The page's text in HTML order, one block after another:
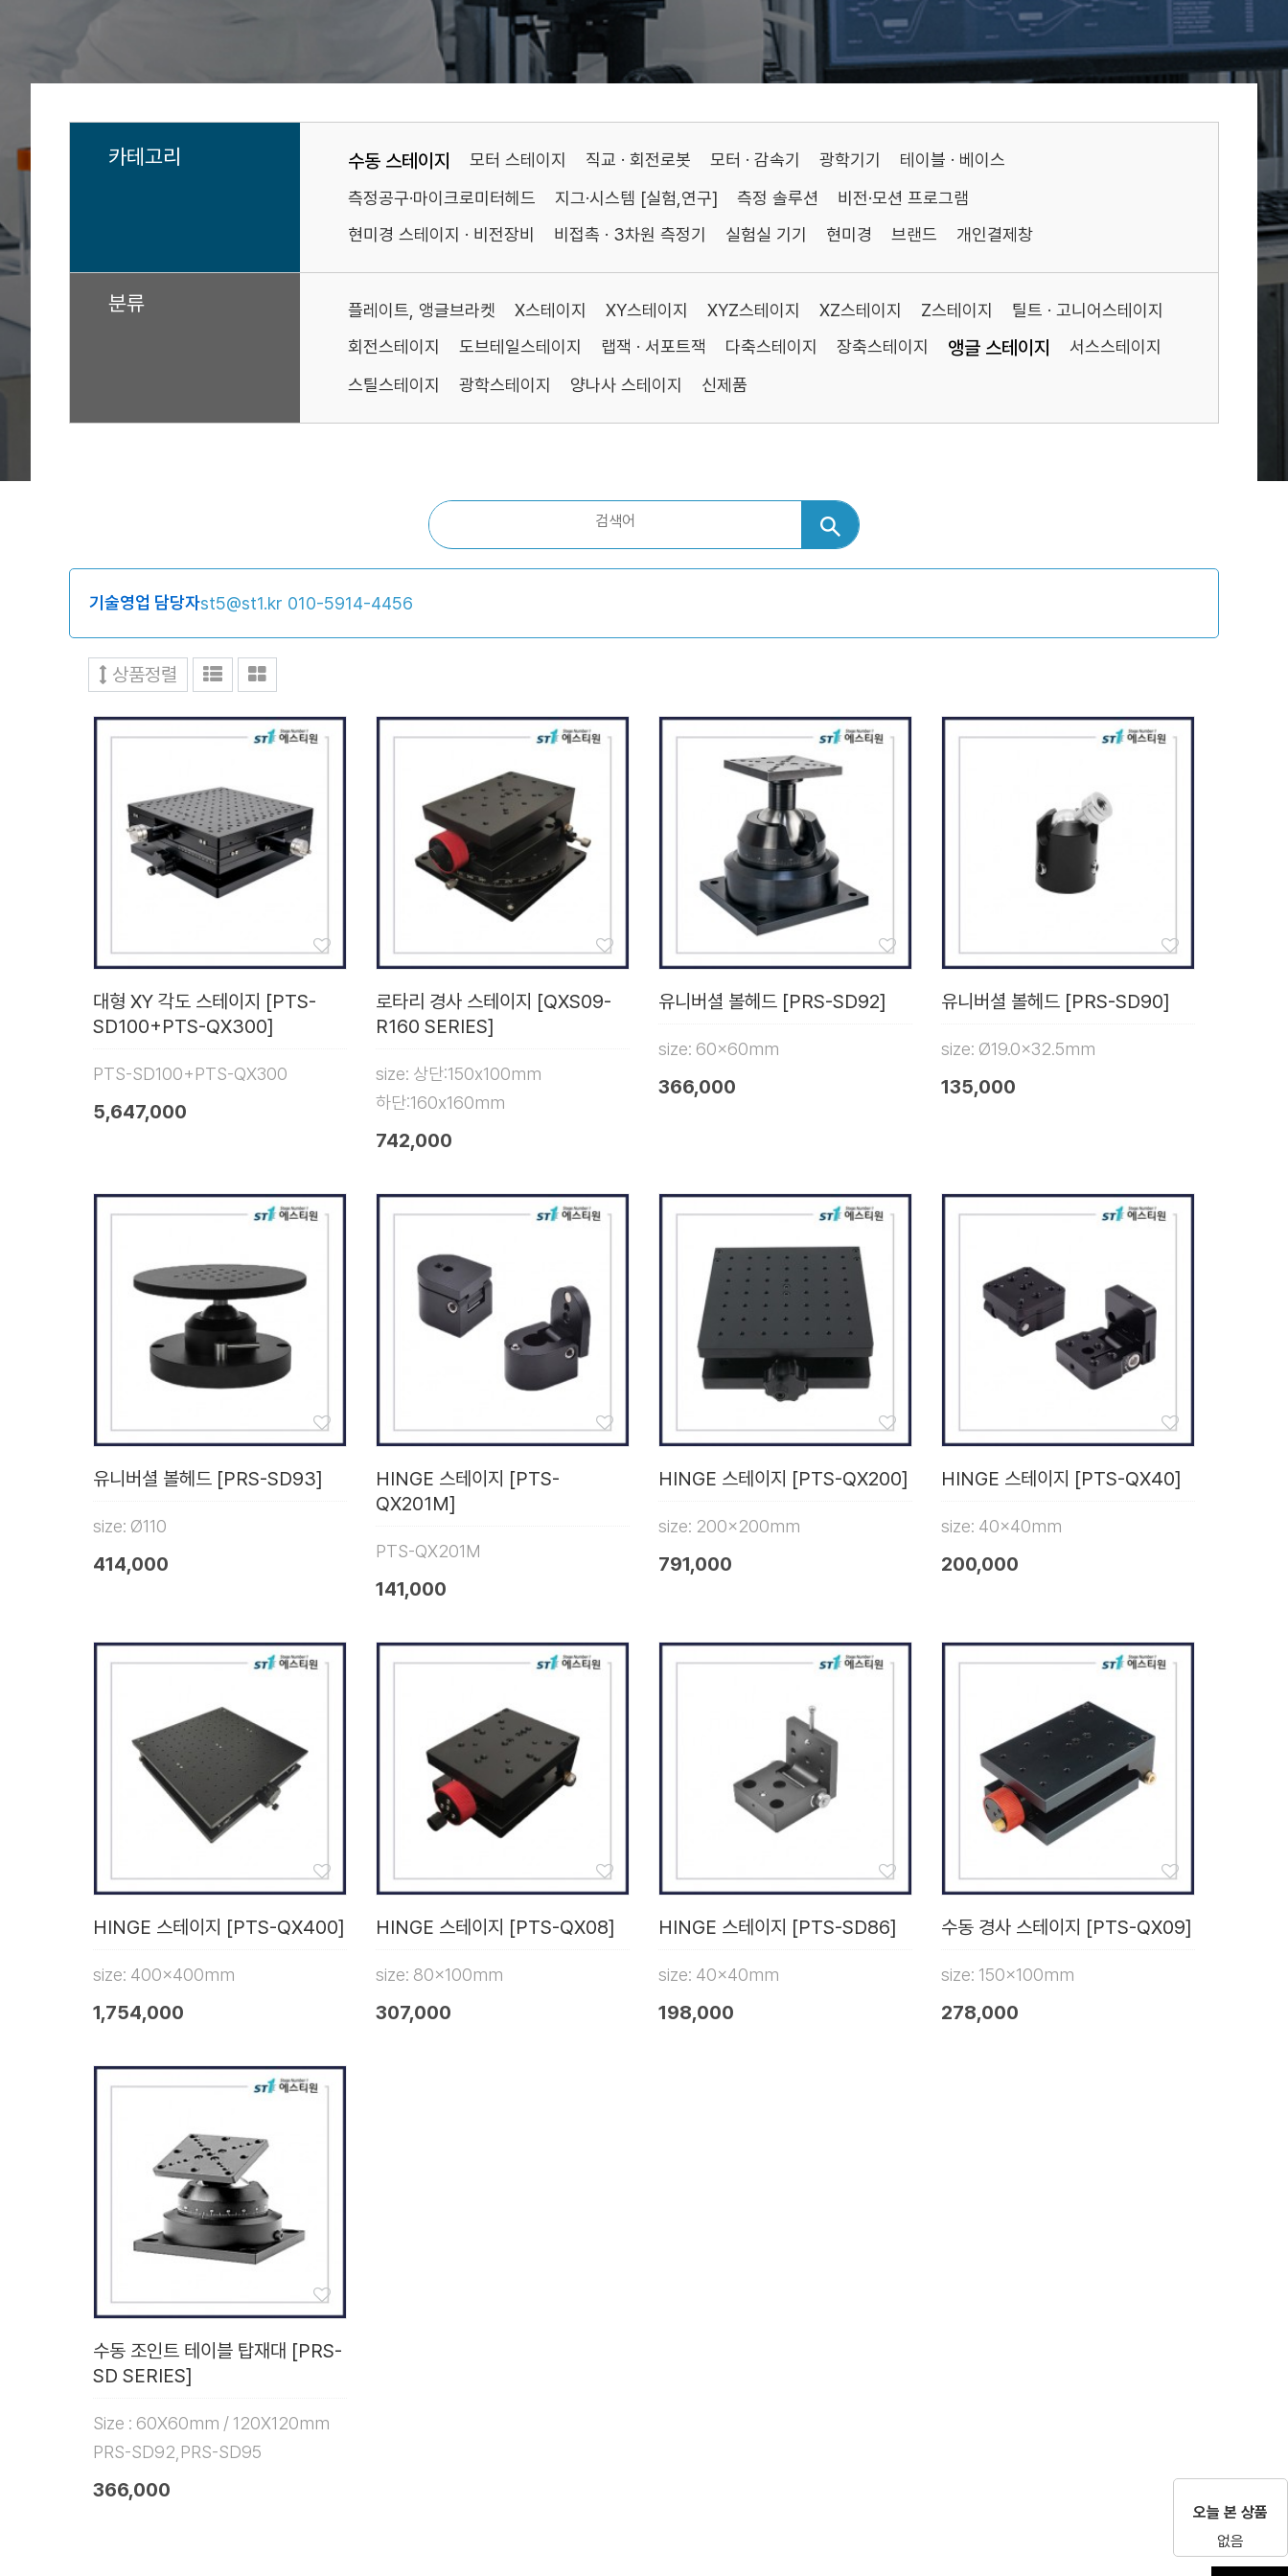
카테고리 수동 스테이지 모터 스테이지 직교 · 회전로봇 모터 · 감속기 광학기기
테이블 · 베이스
측정공구·마이크로미터헤드
지그·시스템 [실험,연구] 측정 솔루션
비전·모션 프로그램
현미경 스테이지 · 비전장비
비접촉 · 3차원 측정기 실험실 기기 현미경 브랜드 개인결제창
분류 플레이트, 앵글브라켓 X스테이지 XY스테이지 XYZ스테이지 XZ스테이지 Z스테이지
틸트 · 고니어스테이지
회전스테이지
도브테일스테이지 랩잭 · 서포트잭 다축스테이지 장축스테이지 앵글 스테이지
서스스테이지
스틸스테이지
광학스테이지 양나사 스테이지 신제품
기술영업 담당자st5@st1.kr 010-5914-4456
상품정렬
대형 XY 각도 스테이지 [PTS-
SD100+PTS-QX300]
PTS-SD100+PTS-QX300
5,647,000
로타리 경사 스테이지 [QXS09-
R160 SERIES]
size: 상단:150x100mm
하단:160x160mm
742,000
유니버셜 볼헤드 [PRS-SD92]
size: 60x60mm
366,000
유니버셜 볼헤드 [PRS-SD90]
size: Ø19.0x32.5mm
135,000
유니버셜 볼헤드 [PRS-SD93]
size: Ø110
414,000
HINGE 스테이지 [PTS-
QX201M]
PTS-QX201M
141,000
HINGE 스테이지 [PTS-QX200]
size: 200x200mm
791,000
HINGE 스테이지 [PTS-QX40]
size: 40x40mm
200,000
HINGE 스테이지 [PTS-QX400]
size: 400x400mm
1,754,000
HINGE 스테이지 [PTS-QX08]
size: 80x100mm
307,000
HINGE 스테이지 [PTS-SD86]
size: 40x40mm
198,000
수동 경사 스테이지 [PTS-QX09]
size: 150x100mm
278,000
수동 조인트 테이블 탑재대 [PRS-
SD SERIES]
Size : 60X60mm / 120X120mm
PRS-SD92,PRS-SD95
366,000
오늘 본 상품
없음